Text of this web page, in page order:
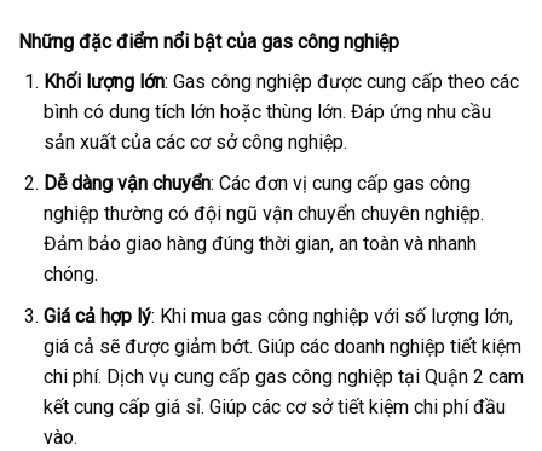
Những đặc điểm nổi bật của gas công nghiệp
Khối lượng lớn: Gas công nghiệp được cung cấp theo các
bình có dung tích lớn hoặc thùng lớn. Đáp ứng nhu cầu
sản xuất của các cơ sở công nghiệp.
Dễ dàng vận chuyển: Các đơn vị cung cấp gas công
nghiệp thường có đội ngũ vận chuyển chuyên nghiệp.
Đảm bảo giao hàng đúng thời gian, an toàn và nhanh
chóng.
Giá cả hợp lý: Khi mua gas công nghiệp với số lượng lớn,
giá cả sẽ được giảm bớt. Giúp các doanh nghiệp tiết kiệm
chi phí. Dịch vụ cung cấp gas công nghiệp tại Quận 2 cam
kết cung cấp giá sỉ. Giúp các cơ sở tiết kiệm chi phí đầu
vào.